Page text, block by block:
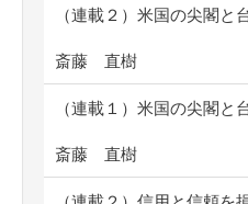
（連載２）米国の尖閣と
斎藤 直樹
（連載１）米国の尖閣と
斎藤 直樹